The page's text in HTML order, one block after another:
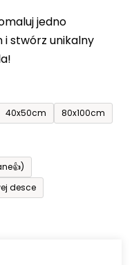
jedno
stwórz unikalny
40x50cm 80x100cm
desce